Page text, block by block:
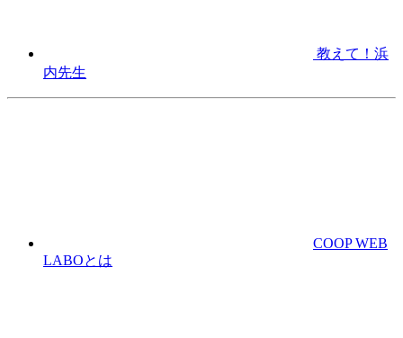
教えて！浜
内先生
COOP WEB
LABOとは